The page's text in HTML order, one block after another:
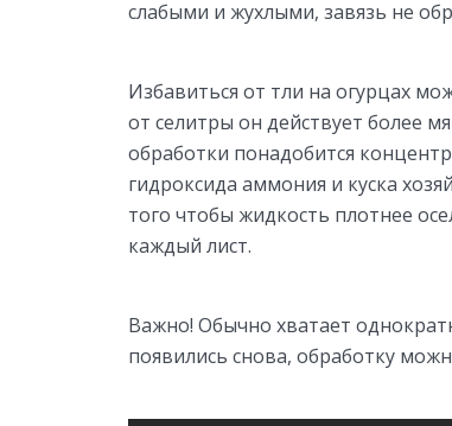
слабыми и жухлыми, завязь не
Избавиться от тли на огурцах
от селитры он действует более
обработки понадобится
гидроксида аммония и куска
того чтобы жидкость плотнее
каждый лист.
Важно! Обычно хватает
появились снова, обработку